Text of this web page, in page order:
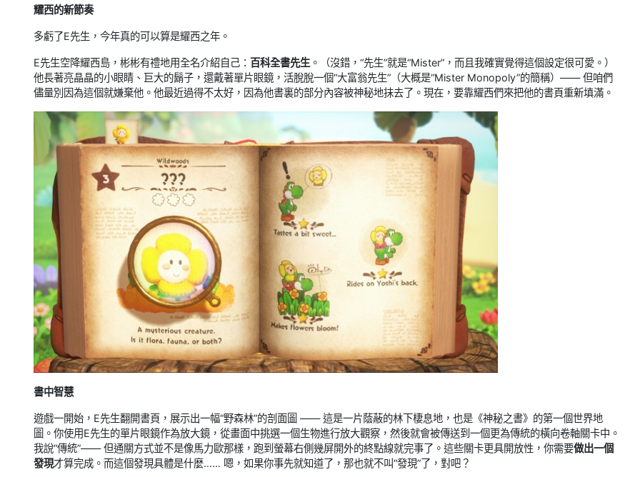
耀西的新節奏
多虧了E先生，今年真的可以算是耀西之年。
E先生空降耀西島，彬彬有禮地用全名介紹自己： 百科全書先生 。（沒錯，“先生”就是“Mister”，而且我確實覺得這個設定很可愛。）
他長著亮晶晶的小眼睛、巨大的鬍子，還戴著單片眼鏡，活脫脫一個“大富翁先生”（大概是“Mister Monopoly”的簡稱）—— 但咱們
儘量別因為這個就嫌棄他。他最近過得不太好，因為他書裏的部分內容被神秘地抹去了。現在，要靠耀西們來把他的書頁重新填滿。
書中智慧
遊戲一開始，E先生翻開書頁，展示出一幅“野森林”的剖面圖 —— 這是一片蔭蔽的林下棲息地，也是《神秘之書》的第一個世界地
圖。你使用E先生的單片眼鏡作為放大鏡，從畫面中挑選一個生物進行放大觀察，然後就會被傳送到一個更為傳統的橫向卷軸關卡中。
我說“傳統”—— 但通關方式並不是像馬力歐那樣，跑到螢幕右側幾屏開外的終點線就完事了。這些關卡更具開放性，你需要做出一個
發現才算完成。而這個發現具體是什麼…… 嗯，如果你事先就知道了，那也就不叫“發現”了，對吧？